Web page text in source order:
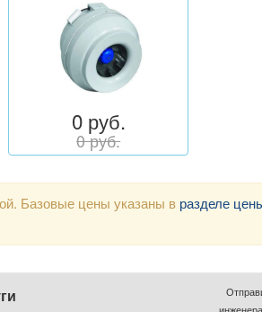
0 руб.
0 руб.
Базовые цены указаны в разделе